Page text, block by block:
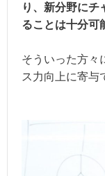
り、新分野にチ
ることは十分可
そういった方々
ス力向上に寄与